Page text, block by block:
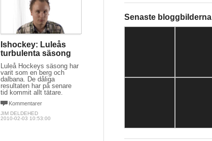
Ishockey: Luleås
turbulenta säsong
Luleå Hockeys säsong har
varit som en berg och
dalbana. De dåliga
resultaten har på senare
tid kommit allt tätare.
Kommentarer
JIM DELDEHED
2010-02-03 10:53:00
Senaste bloggbilderna